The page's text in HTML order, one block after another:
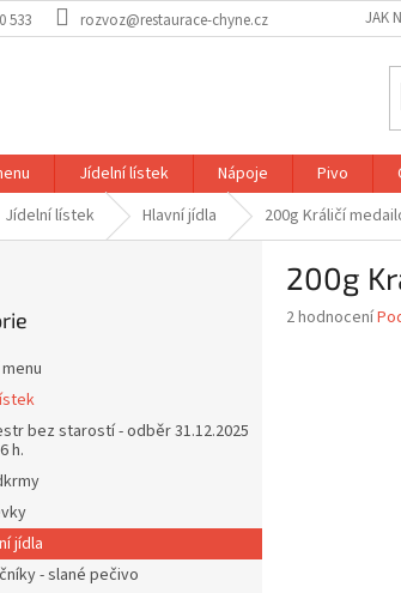
533 rozvoz@restaurace-chyne.cz JAK
Jídelní lístek Nápoje Pivo
Jídelní lístek Hlavní jídla 200g Králičí
bez starostí - odběr 31.12.2025
h.
jídla
- slané pečivo
200g
Průměrné
2 hodnocení